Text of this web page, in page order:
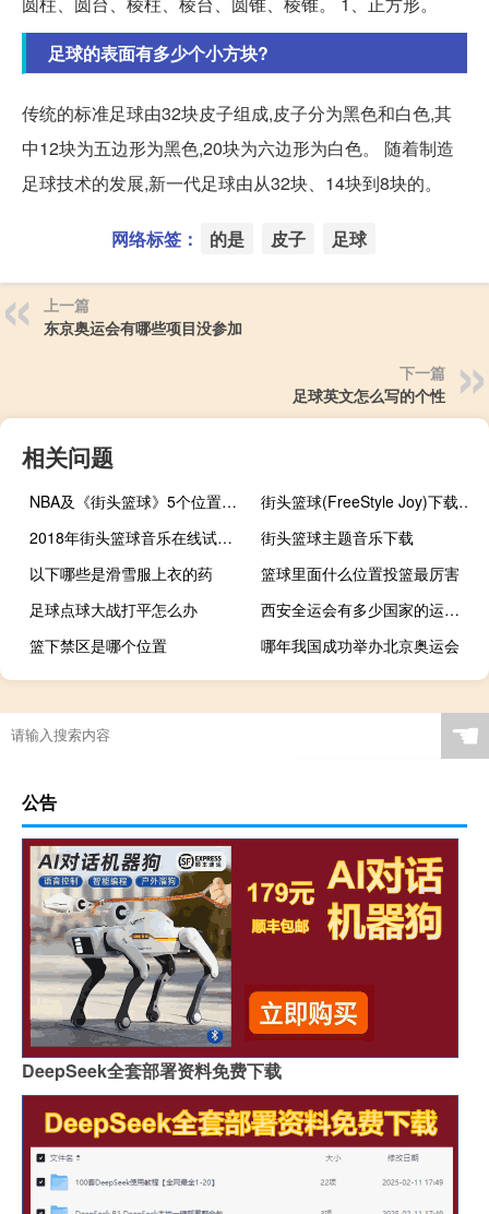
足球的表面有多少个小方块?
传统的标准足球由32块皮子组成,皮子分为黑色和白色,其
中12块为五边形为黑色,20块为六边形为白色。 随着制造
足球技术的发展,新一代足球由从32块、14块到8块的。
网络标签： 的是 皮子 足球
上一篇
东京奥运会有哪些项目没参加
下一篇
足球英文怎么写的个性
相关问题
NBA及《街头篮球》5个位置的详细介绍
街头篮球(FreeStyle Joy)下载(电脑、安卓和IOS所有版本)
2018年街头篮球音乐在线试听及下载
街头篮球主题音乐下载
以下哪些是滑雪服上衣的药
篮球里面什么位置投篮最厉害
足球点球大战打平怎么办
西安全运会有多少国家的运动员
篮下禁区是哪个位置
哪年我国成功举办北京奥运会
快过年了怎么拒绝酒精
艾尔登法环怎么减少蓝消耗
奥运会足球冠军算几块金牌
奥运会的拼音怎么打 ☚
公告
DeepSeek全套部署资料免费下载